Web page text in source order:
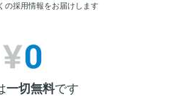
の採用情報をお届けします
一切無料です